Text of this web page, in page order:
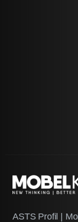
ASTS Profil |